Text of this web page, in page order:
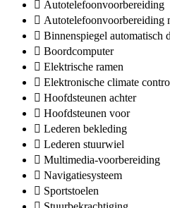
Autotelefoonvoorbereiding
Autotelefoonvoorbereiding
Binnenspiegel automatisch
Boordcomputer
Elektrische ramen
Elektronische climate
Hoofdsteunen achter
Hoofdsteunen voor
Lederen bekleding
Lederen stuurwiel
Multimedia-voorbereiding
Navigatiesysteem
Sportstoelen